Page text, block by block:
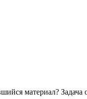
материал? Задача